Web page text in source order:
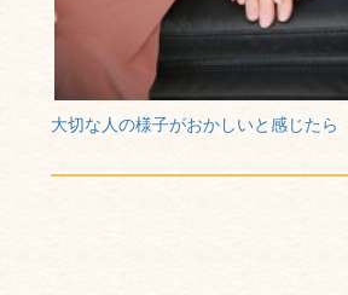
大切な人の様子がおかしいと感じたら